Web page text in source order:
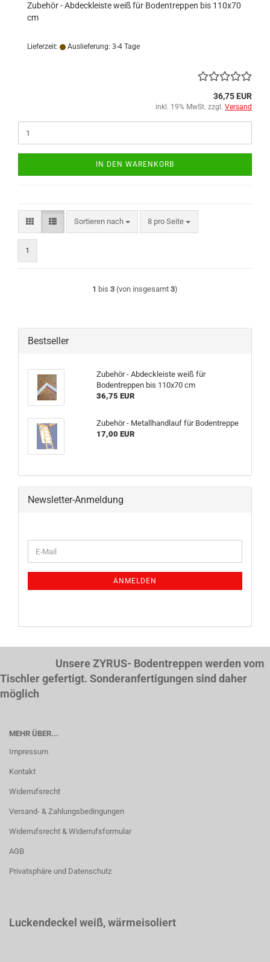
Zubehör - Abdeckleiste weiß für Bodentreppen bis 110x70
cm
Lieferzeit: Auslieferung: 3-4 Tage
36,75 EUR
inkl. 19% MwSt. zzgl. Versand
IN DEN WARENKORB
Sortieren nach
Sortieren nach 8 pro Seite
pro Seite
1
1 bis 3 (von insgesamt 3)
Bestseller
Zubehör - Abdeckleiste weiß für
Bodentreppen bis 110x70 cm
36,75 EUR
Zubehör - Metallhandlauf für Bodentreppe
17,00 EUR
Newsletter-Anmeldung
ZUR
E-
Mail
ANMELDEN
Unsere ZYRUS- Bodentreppen werden vom
Tischler gefertigt. Sonderanfertigungen sind daher
möglich
MEHR ÜBER...
Impressum
Kontakt
Widerrufsrecht
Versand- & Zahlungsbedingungen
Widerrufsrecht & Widerrufsformular
AGB
Privatsphäre und Datenschutz
Luckendeckel weiß, wärmeisoliert